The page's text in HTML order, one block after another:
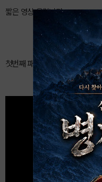
짧은 영상 올립니다
첫번째 패리